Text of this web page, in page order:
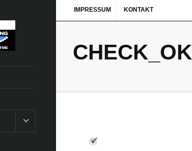
IMPRESSUM KONTAKT
CHECK_OK